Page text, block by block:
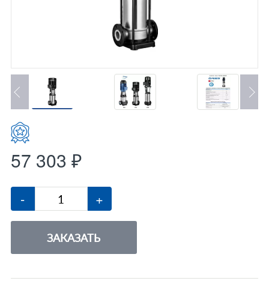
57 303 ₽
- +
ЗАКАЗАТЬ